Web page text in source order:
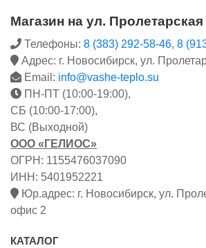
Магазин на ул. Пролетарская
Телефоны: 8 (383) 292-58-46, 8
Адрес: г. Новосибирск, ул.
Email: info@vashe-teplo.su
ПН-ПТ (10:00-19:00),
СБ (10:00-17:00),
ВС (Выходной)
ООО «ГЕЛИОС»
ОГРН: 1155476037090
ИНН: 5401952221
Юр.адрес: г. Новосибирск, ул.
офис 2
КАТАЛОГ